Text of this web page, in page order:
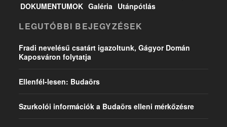
DOKUMENTUMOK Galéria Utánpótlás
LEGUTÓBBI BEJEGYZÉSEK
Fradi nevelésű csatárt igazoltunk, Gágyor Domán
Kaposváron folytatja
Ellenfél-lesen: Budaörs
Szurkolói információk a Budaörs elleni mérkőzésre